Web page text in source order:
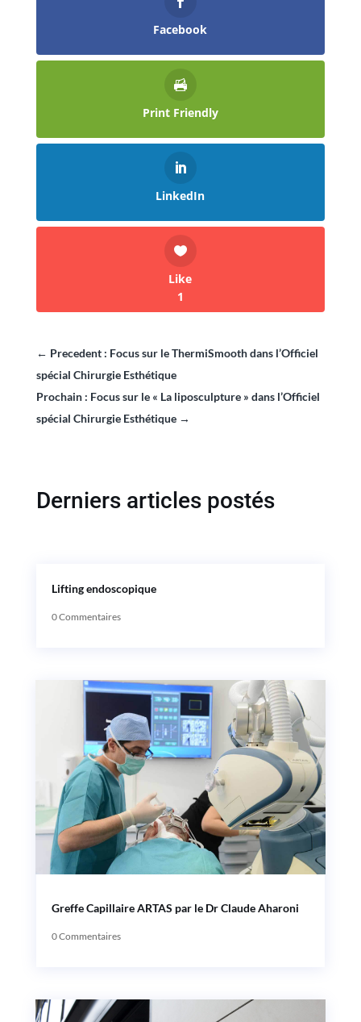
Facebook
Print Friendly
LinkedIn
Like
1
← Precedent : Focus sur le ThermiSmooth dans l’Officiel
spécial Chirurgie Esthétique
Prochain : Focus sur le « La liposculpture » dans l’Officiel
spécial Chirurgie Esthétique→
Derniers articles postés
Lifting endoscopique
0 Commentaires
Greffe Capillaire ARTAS par le Dr Claude Aharoni
0 Commentaires